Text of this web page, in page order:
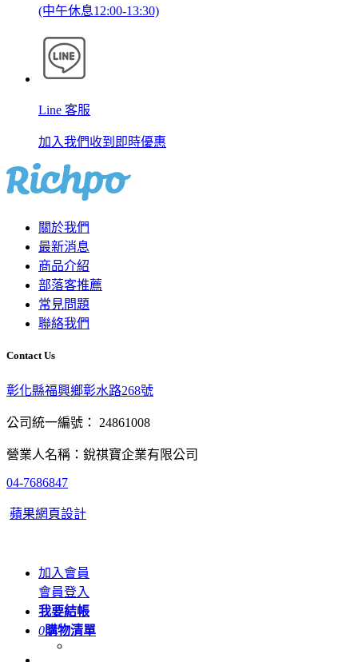
(中午休息12:00-13:30)
Line 客服
加入我們收到即時優惠
關於我們
最新消息
商品介紹
部落客推薦
常見問題
聯絡我們
Contact Us
彰化縣福興鄉彰水路268號
公司統一編號： 24861008
營業人名稱：銳祺寶企業有限公司
04-7686847
蘋果網頁設計
加入會員
會員登入
我要結帳
0購物清單